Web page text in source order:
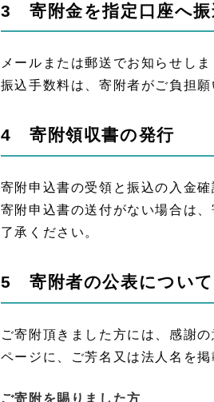
3 寄附金を指定口座へ振
メールまたは郵送でお知らせし
振込手数料は、寄附者がご負担願
4 寄附領収書の発行
寄附申込書の受領と振込の入金
寄附申込書の送付がない場合は
了承ください。
5 寄附者の公表について
ご寄附頂きました方には、感謝
ページに、ご芳名又は法人名を掲
ご寄附を賜りました方